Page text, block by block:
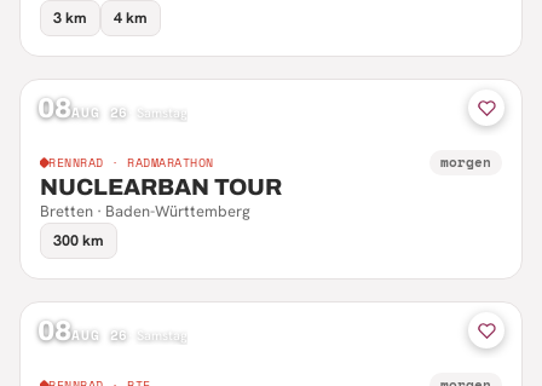
3 km
4 km
08AUG 26 Samstag
RENNRAD · RADMARATHON morgen
NUCLEARBAN TOUR
Bretten · Baden-Württemberg
300 km
08AUG 26 Samstag